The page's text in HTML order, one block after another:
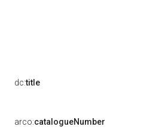
dc:title
arco:catalogueNumber